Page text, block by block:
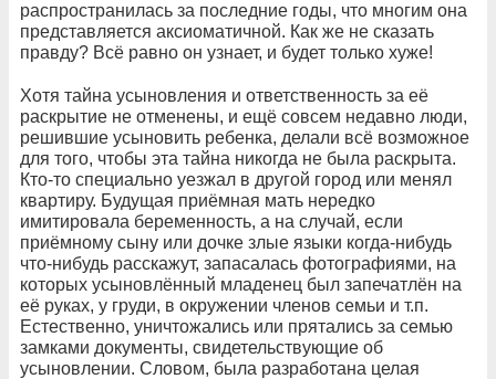
распространилась за последние годы, что многим она
представляется аксиоматичной. Как же не сказать
правду? Всё равно он узнает, и будет только хуже!
Хотя тайна усыновления и ответственность за её
раскрытие не отменены, и ещё совсем недавно люди,
решившие усыновить ребенка, делали всё возможное
для того, чтобы эта тайна никогда не была раскрыта.
Кто-то специально уезжал в другой город или менял
квартиру. Будущая приёмная мать нередко
имитировала беременность, а на случай, если
приёмному сыну или дочке злые языки когда-нибудь
что-нибудь расскажут, запасалась фотографиями, на
которых усыновлённый младенец был запечатлён на
её руках, у груди, в окружении членов семьи и т.п.
Естественно, уничтожались или прятались за семью
замками документы, свидетельствующие об
усыновлении. Словом, была разработана целая